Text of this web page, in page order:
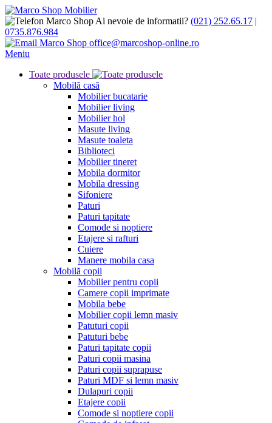
Ai nevoie de informatii? (021) 252.65.17 |
0735.876.984
office@marcoshop-online.ro
Meniu
Toate produsele
Mobilă casă
Mobilier bucatarie
Mobilier living
Mobilier hol
Masute living
Masute toaleta
Biblioteci
Mobilier tineret
Mobila dormitor
Mobila dressing
Sifoniere
Paturi
Paturi tapitate
Comode si noptiere
Etajere si rafturi
Cuiere
Manere mobila casa
Mobilă copii
Mobilier pentru copii
Camere copii imprimate
Mobila bebe
Mobilier copii lemn masiv
Patuturi copii
Patuturi bebe
Paturi tapitate copii
Paturi copii masina
Paturi copii suprapuse
Paturi MDF si lemn masiv
Dulapuri copii
Etajere copii
Comode si noptiere copii